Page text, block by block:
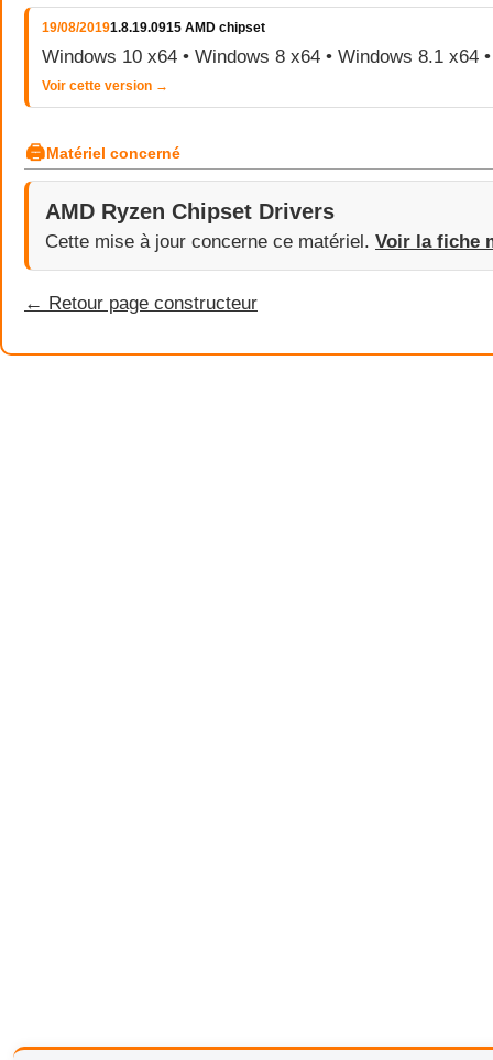
19/08/20191.8.19.0915 AMD chipset
Windows 10 x64 • Windows 8 x64 • Windows 8.1 x64
Voir cette version →
🖨Matériel concerné
AMD Ryzen Chipset Drivers
Cette mise à jour concerne ce matériel. Voir la fiche
← Retour page constructeur